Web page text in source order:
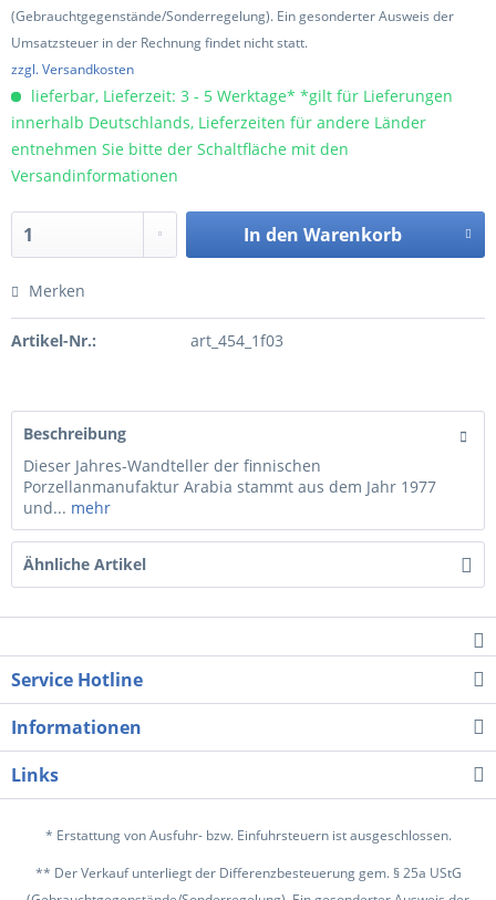
(Gebrauchtgegenstände/Sonderregelung). Ein gesonderter Ausweis der
Umsatzsteuer in der Rechnung findet nicht statt.
zzgl. Versandkosten
lieferbar, Lieferzeit: 3 - 5 Werktage* *gilt für Lieferungen
innerhalb Deutschlands, Lieferzeiten für andere Länder
entnehmen Sie bitte der Schaltfläche mit den
Versandinformationen
In den Warenkorb
Merken
Artikel-Nr.: art_454_1f03
Beschreibung
Dieser Jahres-Wandteller der finnischen
Porzellanmanufaktur Arabia stammt aus dem Jahr 1977
und... mehr
Ähnliche Artikel
Service Hotline
Informationen
Links
* Erstattung von Ausfuhr- bzw. Einfuhrsteuern ist ausgeschlossen.
** Der Verkauf unterliegt der Differenzbesteuerung gem. § 25a UStG